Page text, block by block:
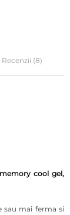
Recenzii (8)
cool gel,
sau mai ferma si